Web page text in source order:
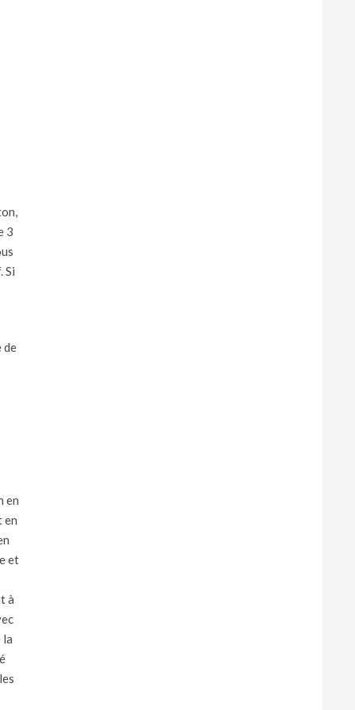
3
Si
de
en
en
et
à
la